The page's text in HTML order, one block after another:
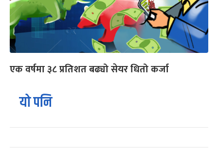
एक वर्षमा ३८ प्रतिशत बढ्यो सेयर धितो कर्जा
यो पनि